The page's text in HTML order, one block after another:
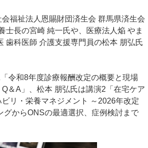
福祉法人恩賜財団済生会 群馬県済生会
士長の宮崎 純一氏や、医療法人焔 やま
歯科医師 介護支援専門員の松本 朋弘氏
令和8年度診療報酬改定の概要と現場
＆A」、松本 朋弘氏は講演2「在宅ケア
リ・栄養マネジメント ～2026年改定
グからONSの最適選択、症例検討まで